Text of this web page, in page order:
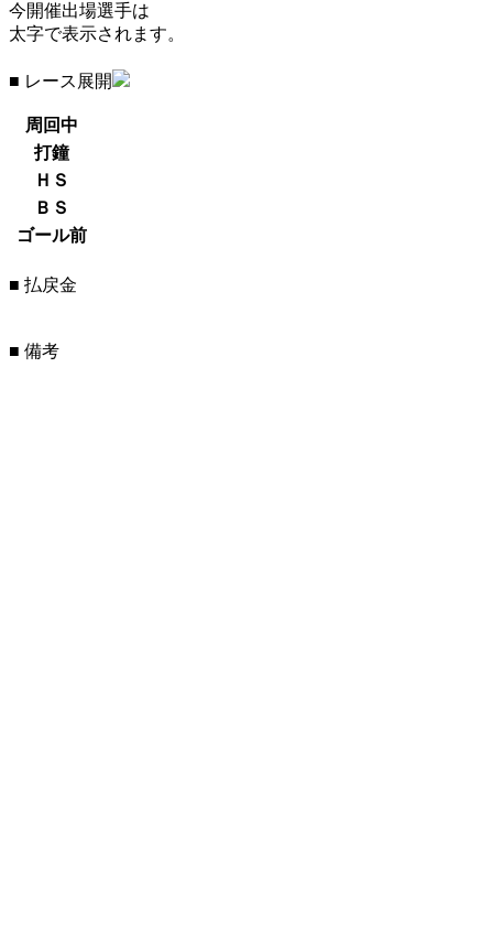
今開催出場選手は
太字で表示されます。
■ レース展開
周回中
打鐘
ＨＳ
ＢＳ
ゴール前
■ 払戻金
■ 備考